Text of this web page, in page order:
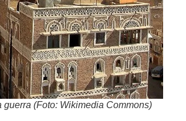
(Foto: Wikimedia Commons)